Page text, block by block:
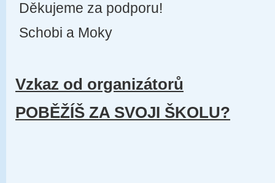
Děkujeme za podporu!
Schobi a Moky
Vzkaz od organizátorů
POBĚŽÍŠ ZA SVOJI ŠKOLU?